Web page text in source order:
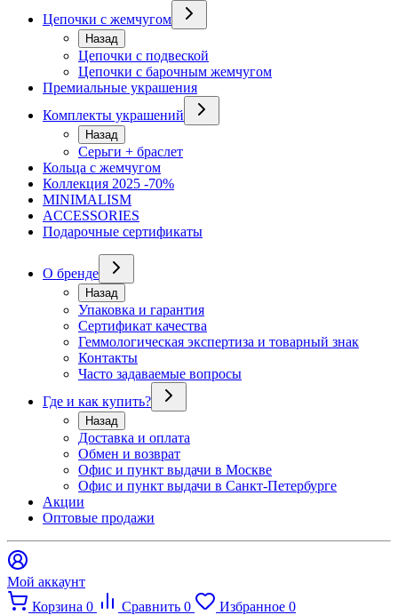
Цепочки с жемчугом
Назад
Цепочки с подвеской
Цепочки с барочным жемчугом
Премиальные украшения
Комплекты украшений
Назад
Серьги + браслет
Кольца с жемчугом
Коллекция 2025 -70%
MINIMALISM
ACCESSORIES
Подарочные сертификаты
О бренде
Назад
Упаковка и гарантия
Сертификат качества
Геммологическая экспертиза и товарный знак
Контакты
Часто задаваемые вопросы
Где и как купить?
Назад
Доставка и оплата
Обмен и возврат
Офис и пункт выдачи в Москве
Офис и пункт выдачи в Санкт-Петербурге
Акции
Оптовые продажи
Мой аккаунт
Корзина 0 Сравнить 0 Избранное 0